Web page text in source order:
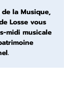
la Musique,
Losse vous
midi musicale